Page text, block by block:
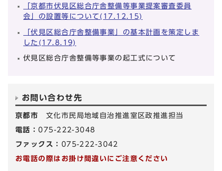
「京都市伏見区総合庁舎整備等事業提案審査委員
会」の設置等について(17.12.15)
「伏見区総合庁舎整備事業」の基本計画を策定しま
した(17.8.19)
伏見区総合庁舎整備等事業の起工式について
お問い合わせ先
京都市 文化市民局地域自治推進室区政推進担当
電話：075-222-3048
ファックス： 075-222-3042
お電話の際はお掛け間違いにご注意ください